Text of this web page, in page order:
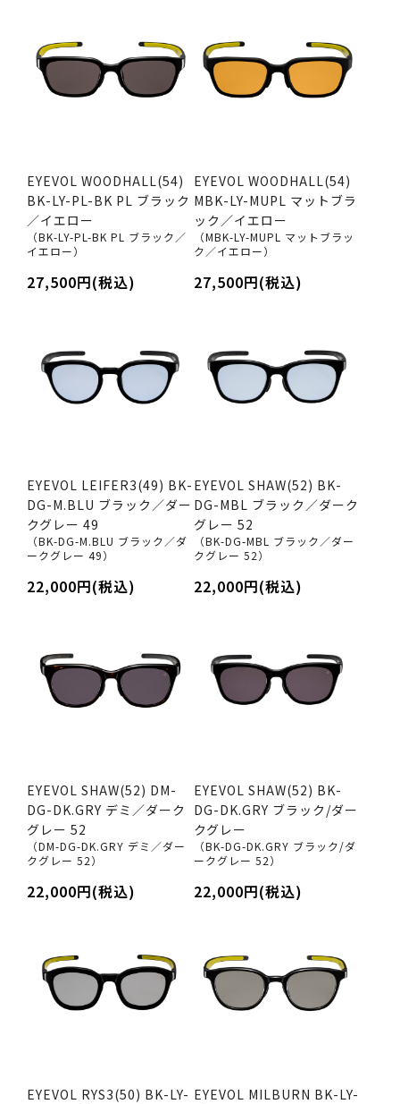
EYEVOL WOODHALL(54)
BK-LY-PL-BK PL ブラック
／イエロー
（BK-LY-PL-BK PL ブラック／
イエロー）
27,500円(税込)
EYEVOL WOODHALL(54)
MBK-LY-MUPL マットブラ
ック／イエロー
（MBK-LY-MUPL マットブラッ
ク／イエロー）
27,500円(税込)
EYEVOL LEIFER3(49) BK-
DG-M.BLU ブラック／ダー
クグレー 49
（BK-DG-M.BLU ブラック／ダ
ークグレー 49）
22,000円(税込)
EYEVOL SHAW(52) BK-
DG-MBL ブラック／ダーク
グレー 52
（BK-DG-MBL ブラック／ダー
クグレー 52）
22,000円(税込)
EYEVOL SHAW(52) DM-
DG-DK.GRY デミ／ダーク
グレー 52
（DM-DG-DK.GRY デミ／ダー
クグレー 52）
22,000円(税込)
EYEVOL SHAW(52) BK-
DG-DK.GRY ブラック/ダー
クグレー
（BK-DG-DK.GRY ブラック/ダ
ークグレー 52）
22,000円(税込)
EYEVOL RYS3(50) BK-LY- EYEVOL MILBURN BK-LY-